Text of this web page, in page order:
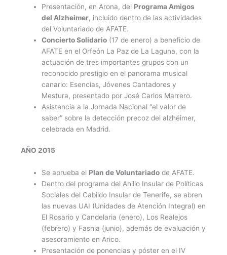
Presentación, en Arona, del Programa Amigos
del Alzheimer, incluido dentro de las actividades
del Voluntariado de AFATE.
Concierto Solidario(17 de enero) a beneficio de
AFATE en el Orfeón La Paz de La Laguna, con la
actuación de tres importantes grupos con un
reconocido prestigio en el panorama musical
canario: Esencias, Jóvenes Cantadores y
Mestura, presentado por José Carlos Marrero.
Asistencia a la Jornada Nacional “el valor de
saber” sobre la detección precoz del alzhéimer,
celebrada en Madrid.
AÑO 2015
Se aprueba el Plan de Voluntariadode AFATE.
Dentro del programa del Anillo Insular de Políticas
Sociales del Cabildo Insular de Tenerife, se abren
las nuevas UAI (Unidades de Atención Integral) en
El Rosario y Candelaria (enero), Los Realejos
(febrero) y Fasnia (junio), además de evaluación y
asesoramiento en Arico.
Presentación de ponencias y póster en el IV